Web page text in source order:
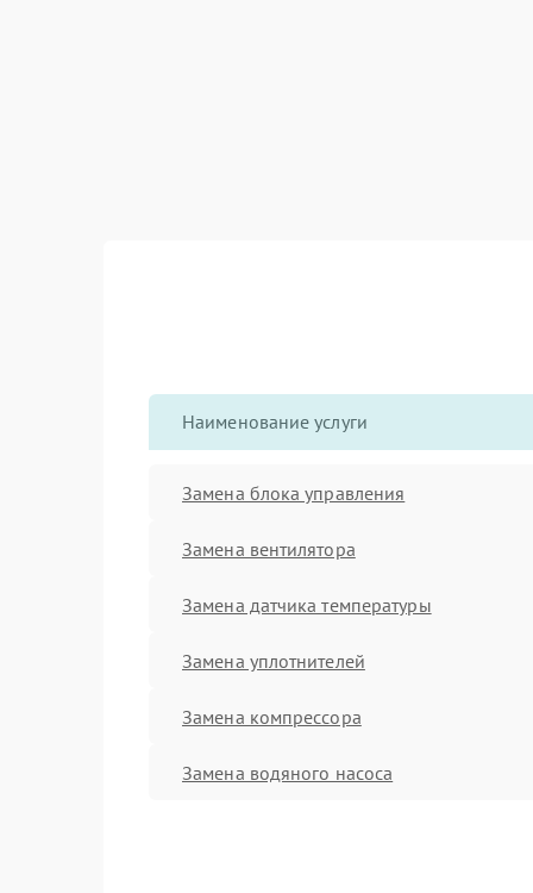
Наименование услуги
Замена блока управления
Замена вентилятора
Замена датчика температуры
Замена уплотнителей
Замена компрессора
Замена водяного насоса